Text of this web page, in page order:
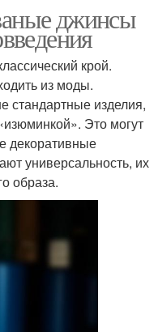
джинсы
крой.
из моды.
стандартные изделия,
Это могут
декоративные
универсальность, их
образа.